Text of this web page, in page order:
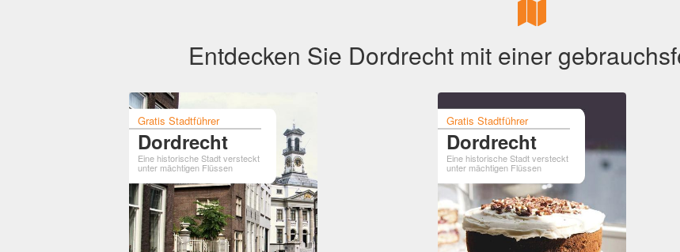
Entdecken Sie Dordrecht mit einer
Gratis Stadtführer
Dordrecht
Eine historische Stadt versteckt
unter mächtigen Flüssen
Gratis Stadtführer
Dordrecht
Eine historische Stadt versteckt
unter mächtigen Flüssen